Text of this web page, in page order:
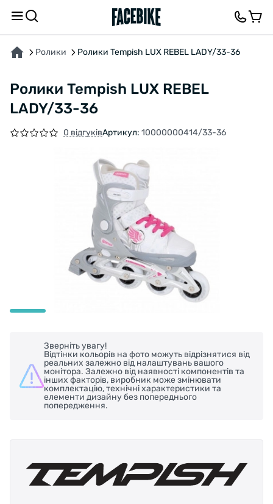
Ролики Ролики Tempish LUX REBEL LADY/33-36
Ролики Tempish LUX REBEL
LADY/33-36
0 відгуківАртикул: 10000000414/33-36
Зверніть увагу!
Відтінки кольорів на фото можуть відрізнятися від
реальних залежно від налаштувань вашого
монітора. Залежно від наявності компонентів та
інших факторів, виробник може змінювати
комплектацію, технічні характеристики та
елементи дизайну без попереднього
попередження.
ПРО ТОВАР ВІДГУКИ ТА ЗАПИТАННЯ